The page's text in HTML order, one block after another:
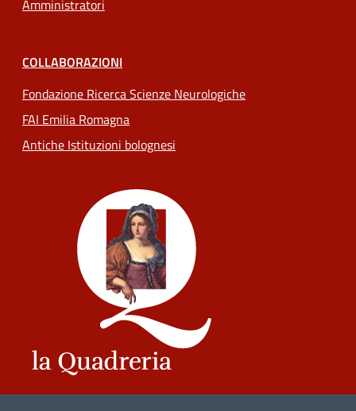
Amministratori
COLLABORAZIONI
Fondazione Ricerca Scienze Neurologiche
FAI Emilia Romagna
Antiche Istituzioni bolognesi